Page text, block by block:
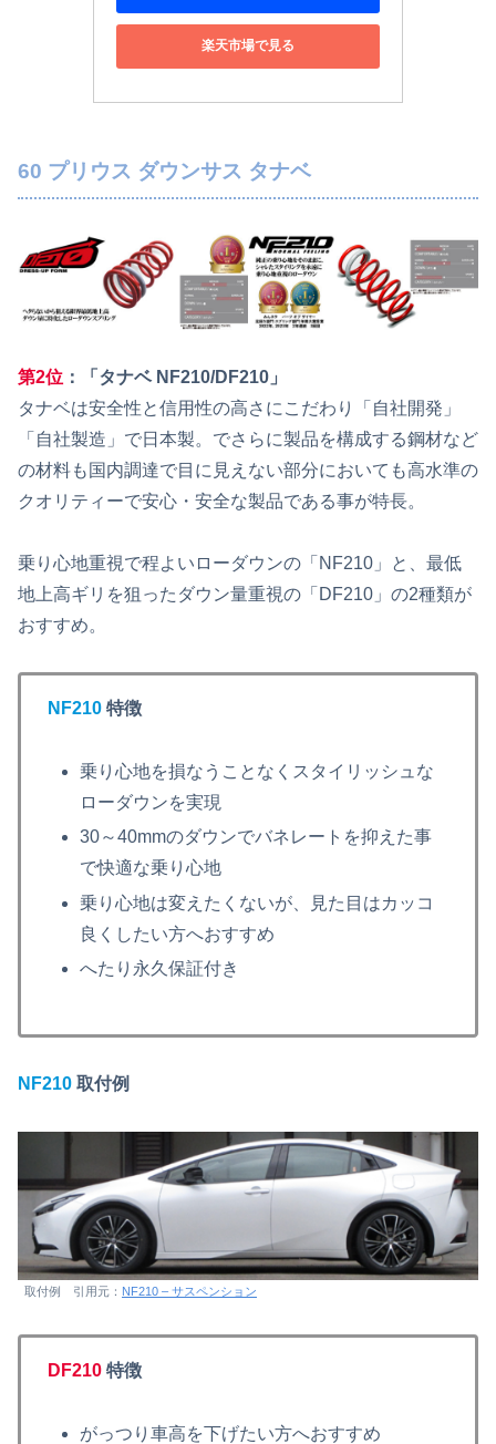
楽天市場で見る
60 プリウス ダウンサス タナベ
第2位 ：「タナベ NF210/DF210」
タナベは安全性と信用性の高さにこだわり「自社開発」
「自社製造」で日本製。でさらに製品を構成する鋼材など
の材料も国内調達で目に見えない部分においても高水準の
クオリティーで安心・安全な製品である事が特長。
乗り心地重視で程よいローダウンの「NF210」と、最低
地上高ギリを狙ったダウン量重視の「DF210」の2種類が
おすすめ。
NF210 特徴
乗り心地を損なうことなくスタイリッシュな
ローダウンを実現
30～40mmのダウンでバネレートを抑えた事
で快適な乗り心地
乗り心地は変えたくないが、見た目はカッコ
良くしたい方へおすすめ
へたり永久保証付き
NF210 取付例
取付例 引用元： NF210 – サスペンション
DF210 特徴
がっつり車高を下げたい方へおすすめ